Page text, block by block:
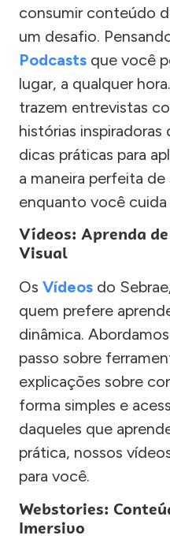
consumir conteúdo
um desafio.
Podcasts que você
lugar, a qualquer
trazem entrevistas
histórias
dicas práticas para
a maneira perfeita
enquanto você cuida
Vídeos: Aprenda
Visual
Os Vídeos do
quem prefere
dinâmica.
passo sobre
explicações sobre
forma simples e
daqueles que
prática, nossos
para você.
Webstories:
Imersivo